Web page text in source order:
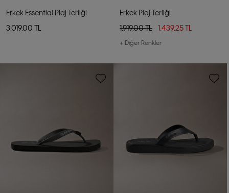
Erkek Essential Plaj Terliği
3.019,00 TL
Erkek Plaj Terliği
1.919,00 TL
1.439,25 TL
+ Diğer Renkler